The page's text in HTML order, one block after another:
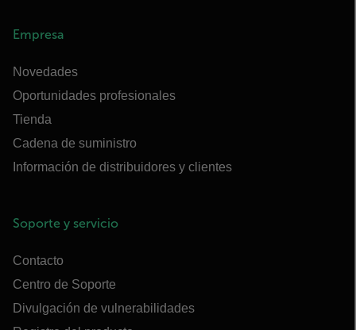
Empresa
Novedades
Oportunidades profesionales
Tienda
Cadena de suministro
Información de distribuidores y clientes
Soporte y servicio
Contacto
Centro de Soporte
Divulgación de vulnerabilidades